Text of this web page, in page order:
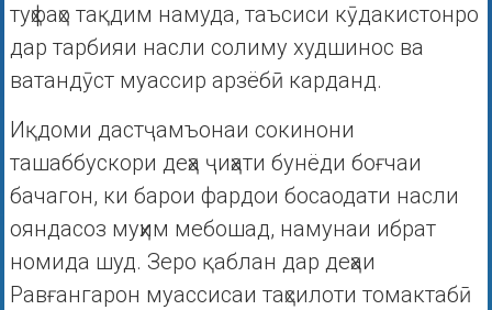
туҳфаҳо тақдим намуда, таъсиси кӯдакистонро
дар тарбияи насли солиму худшинос ва
ватандӯст муассир арзёбӣ карданд.
Иқдоми дастҷамъонаи сокинони
ташаббускори деҳа ҷиҳати бунёди боғчаи
бачагон, ки барои фардои босаодати насли
ояндасоз муҳим мебошад, намунаи ибрат
номида шуд. Зеро қаблан дар деҳаи
Равғангарон муассисаи таҳсилоти томактабӣ